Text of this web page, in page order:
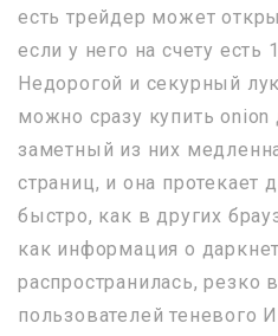
есть трейдер может
если у него на счету есть
Недорогой и секурный
можно сразу купить
заметный из них
страниц, и она протекает
быстро, как в других
как информация о
распространилась, резко
пользователей теневого